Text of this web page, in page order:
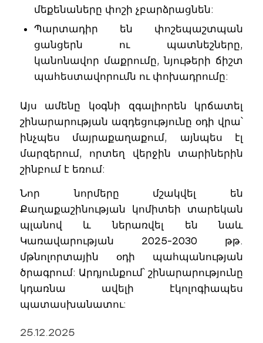
մեքենաները փոշի չբարձրացնեն:
Պարտադիր են փոշեպաշտպան
ցանցերն ու պատնեշները,
կանոնավոր մաքրումը, նյութերի ճիշտ
պահեստավորումն ու փոխադրումը:
Այս ամենը կօգնի զգալիորեն կրճատել
շինարարության ազդեցությունը օդի վրա՝
ինչպես մայրաքաղաքում, այնպես էլ
մարզերում, որտեղ վերջին տարիներին
շինբում է եռում:
Նոր նորմերը մշակվել են
Քաղաքաշինության կոմիտեի տարեկան
պլանով և ներառվել են նաև
Կառավարության 2025-2030 թթ.
մթնոլորտային օդի պահպանության
ծրագրում: Արդյունքում՝ շինարարությունը
կդառնա ավելի էկոլոգիապես
պատասխանատու:
25.12.2025